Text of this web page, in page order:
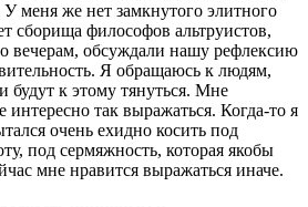
меня же нет замкнутого элитного
сборища философов альтруистов,
вечерам, обсуждали нашу рефлексию
Я обращаюсь к людям,
будут к этому тянуться. Мне
интересно так выражаться. Когда-то я
очень ехидно косить под
под сермяжность, которая якобы
мне нравится выражаться иначе.